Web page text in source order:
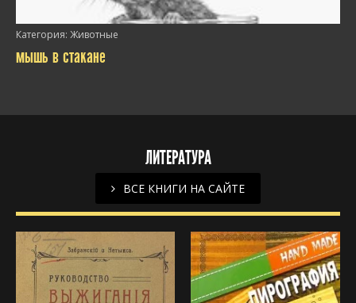
/>
Категория: Животные
мышь в стакане
ЛИТЕРАТУРА
ВСЕ КНИГИ НА САЙТЕ